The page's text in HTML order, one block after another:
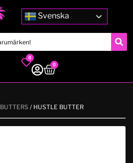
Svenska
0
0
BUTTERS / HUSTLE BUTTER